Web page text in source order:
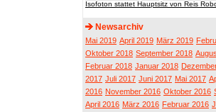
Isofoton stattet Hauptsitz von Reis
Newsarchiv
Mai 2019 April 2019 März 2019
Oktober 2018 September 2018
Februar 2018 Januar 2018
2017 Juli 2017 Juni 2017 Mai 2017
2016 November 2016 Oktober 2016
April 2016 März 2016 Februar 2016